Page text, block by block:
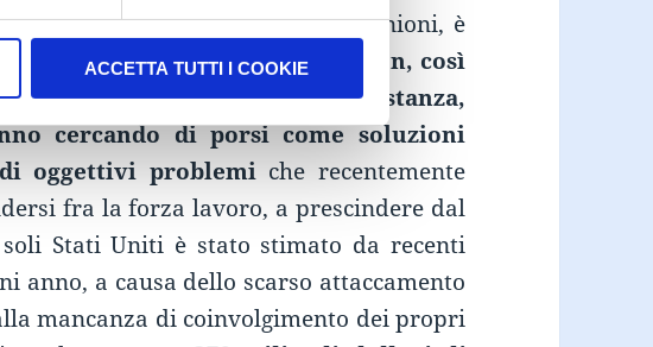
ACCETTA TUTTI I COOKIE
punto di vista e dalle proprie opinioni, è
una cosa:la Gamification, così
e della formazione a distanza,
cercando di porsi come soluzioni
oggettivi problemiche recentemente
fra la forza lavoro, a prescindere dal
Stati Uniti è stato stimato da recenti
anno, a causa dello scarso attaccamento
mancanza di coinvolgimento dei propri